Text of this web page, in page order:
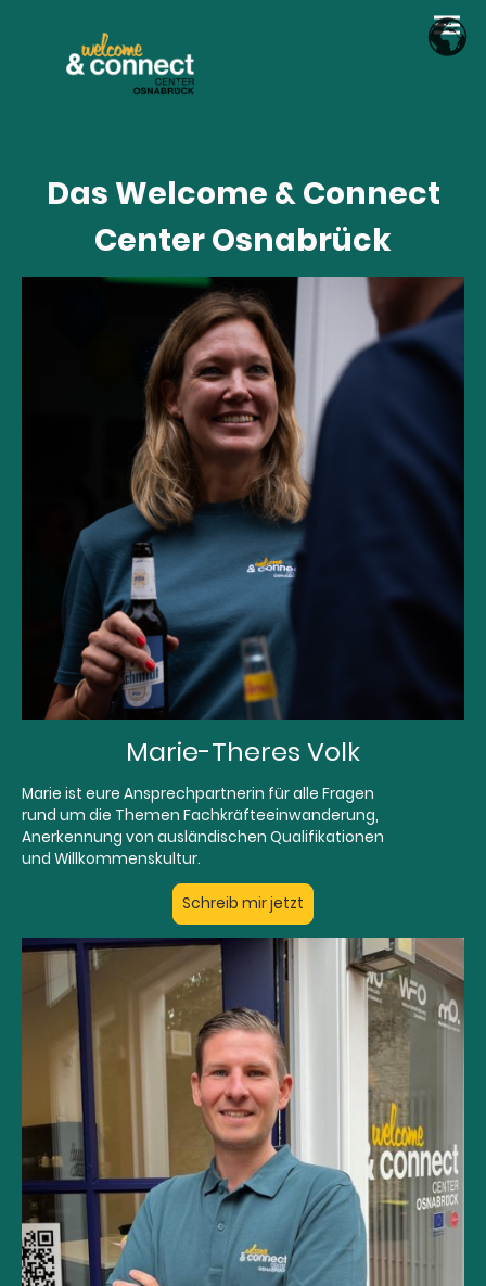
Das Welcome & Connect
Center Osnabrück
Marie-Theres Volk
Marie ist eure Ansprechpartnerin für alle Fragen
rund um die Themen Fachkräfteeinwanderung,
Anerkennung von ausländischen Qualifikationen
und Willkommenskultur.
Schreib mir jetzt